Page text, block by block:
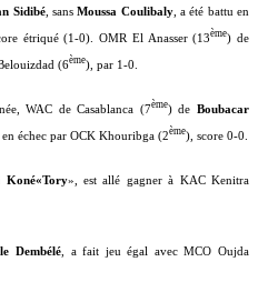
Sidibé, sansMoussa Coulibaly, a été battu en
étriqué (1-0). OMR El Anasser (13ème) de
(6ème), par 1-0.
WAC de Casablanca (7ème) deBoubacar
en échec par OCK Khouribga (2ème), score 0-0.
Koné«Tory», est allé gagner à KAC Kenitra
Dembélé , a fait jeu égal avec MCO Oujda